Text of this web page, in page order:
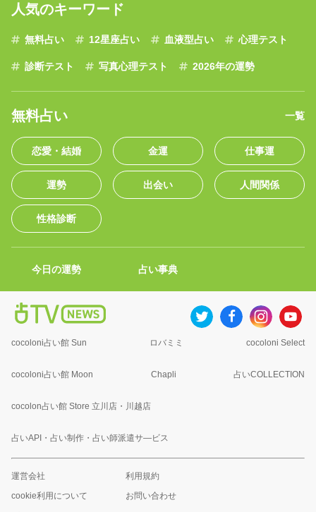
人気のキーワード
無料占い 12星座占い 血液型占い 心理テスト
診断テスト 写真心理テスト 2026年の運勢
無料占い 一覧
恋愛・結婚 金運 仕事運
運勢 出会い 人間関係
性格診断
今日の運勢 占い事典
cocoloni占い館 Sun ロバミミ cocoloni Select
cocoloni占い館 Moon Chapli 占いCOLLECTION
cocolon占い館 Store 立川店・川越店
占いAPI・占い制作・占い師派遣サ―ビス
運営会社 利用規約
cookie利用について お問い合わせ